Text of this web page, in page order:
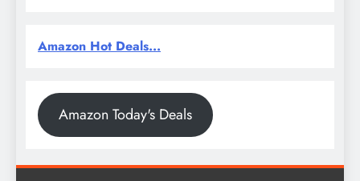
Amazon Hot Deals...
Amazon Today's Deals